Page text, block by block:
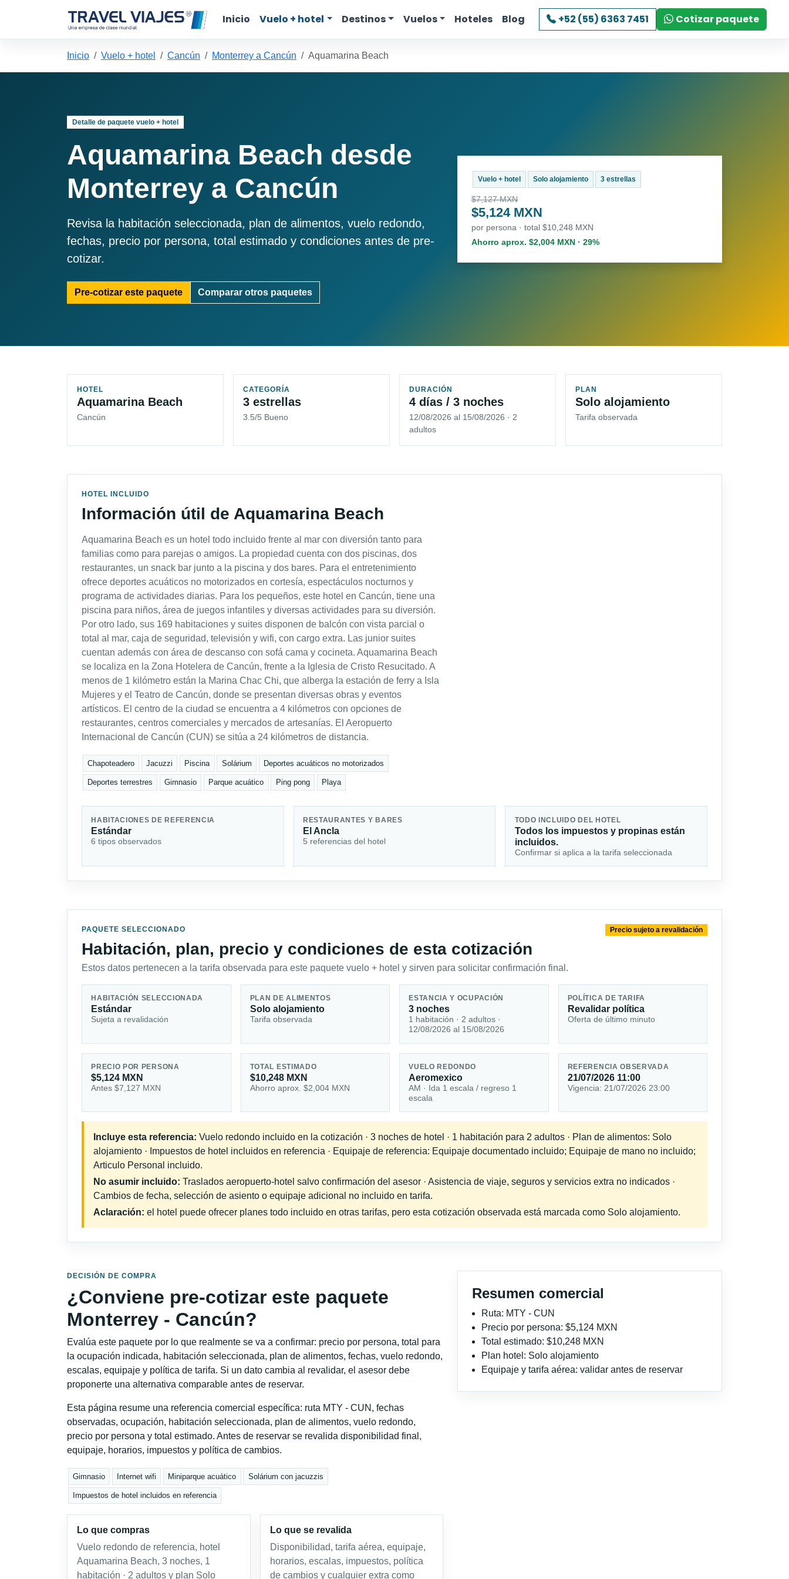
Inicio Vuelo + hotel Destinos Vuelos Hoteles Blog +52 (55) 6363 7451 Cotizar paquete
Inicio Vuelo + hotel Cancún Monterrey a Cancún Aquamarina Beach
Detalle de paquete vuelo + hotel
Aquamarina Beach desde
Monterrey a Cancún
Revisa la habitación seleccionada, plan de alimentos, vuelo redondo,
fechas, precio por persona, total estimado y condiciones antes de pre-
cotizar.
Pre-cotizar este paquete Comparar otros paquetes
Vuelo + hotel Solo alojamiento 3 estrellas
$7,127 MXN
$5,124 MXN
por persona · total $10,248 MXN
Ahorro aprox. $2,004 MXN · 29%
HOTEL
Aquamarina Beach
Cancún
CATEGORÍA
3 estrellas
3.5/5 Bueno
DURACIÓN
4 días / 3 noches
12/08/2026 al 15/08/2026 · 2
adultos
PLAN
Solo alojamiento
Tarifa observada
HOTEL INCLUIDO
Información útil de Aquamarina Beach
Aquamarina Beach es un hotel todo incluido frente al mar con diversión tanto para
familias como para parejas o amigos. La propiedad cuenta con dos piscinas, dos
restaurantes, un snack bar junto a la piscina y dos bares. Para el entretenimiento
ofrece deportes acuáticos no motorizados en cortesía, espectáculos nocturnos y
programa de actividades diarias. Para los pequeños, este hotel en Cancún, tiene una
piscina para niños, área de juegos infantiles y diversas actividades para su diversión.
Por otro lado, sus 169 habitaciones y suites disponen de balcón con vista parcial o
total al mar, caja de seguridad, televisión y wifi, con cargo extra. Las junior suites
cuentan además con área de descanso con sofá cama y cocineta. Aquamarina Beach
se localiza en la Zona Hotelera de Cancún, frente a la Iglesia de Cristo Resucitado. A
menos de 1 kilómetro están la Marina Chac Chi, que alberga la estación de ferry a Isla
Mujeres y el Teatro de Cancún, donde se presentan diversas obras y eventos
artísticos. El centro de la ciudad se encuentra a 4 kilómetros con opciones de
restaurantes, centros comerciales y mercados de artesanías. El Aeropuerto
Internacional de Cancún (CUN) se sitúa a 24 kilómetros de distancia.
Chapoteadero Jacuzzi Piscina Solárium Deportes acuáticos no motorizados
Deportes terrestres Gimnasio Parque acuático Ping pong Playa
HABITACIONES DE REFERENCIA
Estándar
6 tipos observados
RESTAURANTES Y BARES
El Ancla
5 referencias del hotel
TODO INCLUIDO DEL HOTEL
Todos los impuestos y propinas están
incluidos.
Confirmar si aplica a la tarifa seleccionada
PAQUETE SELECCIONADO
Habitación, plan, precio y condiciones de esta cotización
Estos datos pertenecen a la tarifa observada para este paquete vuelo + hotel y sirven para solicitar confirmación final.
Precio sujeto a revalidación
HABITACIÓN SELECCIONADA
Estándar
Sujeta a revalidación
PLAN DE ALIMENTOS
Solo alojamiento
Tarifa observada
ESTANCIA Y OCUPACIÓN
3 noches
1 habitación · 2 adultos ·
12/08/2026 al 15/08/2026
POLÍTICA DE TARIFA
Revalidar política
Oferta de último minuto
PRECIO POR PERSONA
$5,124 MXN
Antes $7,127 MXN
TOTAL ESTIMADO
$10,248 MXN
Ahorro aprox. $2,004 MXN
VUELO REDONDO
Aeromexico
AM · Ida 1 escala / regreso 1
escala
REFERENCIA OBSERVADA
21/07/2026 11:00
Vigencia: 21/07/2026 23:00
Incluye esta referencia: Vuelo redondo incluido en la cotización · 3 noches de hotel · 1 habitación para 2 adultos · Plan de alimentos: Solo
alojamiento · Impuestos de hotel incluidos en referencia · Equipaje de referencia: Equipaje documentado incluido; Equipaje de mano no incluido;
Articulo Personal incluido.
No asumir incluido: Traslados aeropuerto-hotel salvo confirmación del asesor · Asistencia de viaje, seguros y servicios extra no indicados ·
Cambios de fecha, selección de asiento o equipaje adicional no incluido en tarifa.
Aclaración: el hotel puede ofrecer planes todo incluido en otras tarifas, pero esta cotización observada está marcada como Solo alojamiento.
DECISIÓN DE COMPRA
¿Conviene pre-cotizar este paquete
Monterrey - Cancún?
Evalúa este paquete por lo que realmente se va a confirmar: precio por persona, total para
la ocupación indicada, habitación seleccionada, plan de alimentos, fechas, vuelo redondo,
escalas, equipaje y política de tarifa. Si un dato cambia al revalidar, el asesor debe
proponerte una alternativa comparable antes de reservar.
Esta página resume una referencia comercial específica: ruta MTY - CUN, fechas
observadas, ocupación, habitación seleccionada, plan de alimentos, vuelo redondo,
precio por persona y total estimado. Antes de reservar se revalida disponibilidad final,
equipaje, horarios, impuestos y política de cambios.
Gimnasio Internet wifi Miniparque acuático Solárium con jacuzzis
Impuestos de hotel incluidos en referencia
Lo que compras
Vuelo redondo de referencia, hotel
Aquamarina Beach, 3 noches, 1
habitación · 2 adultos y plan Solo
Lo que se revalida
Disponibilidad, tarifa aérea, equipaje,
horarios, escalas, impuestos, política
de cambios y cualquier extra como
Resumen comercial
Ruta: MTY - CUN
Precio por persona: $5,124 MXN
Total estimado: $10,248 MXN
Plan hotel: Solo alojamiento
Equipaje y tarifa aérea: validar antes de reservar